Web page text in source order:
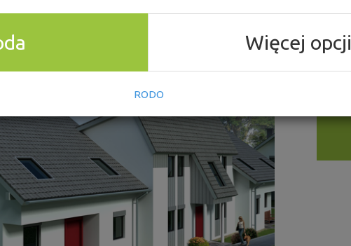
Więcej opcji
RODO
KLIENTÓW